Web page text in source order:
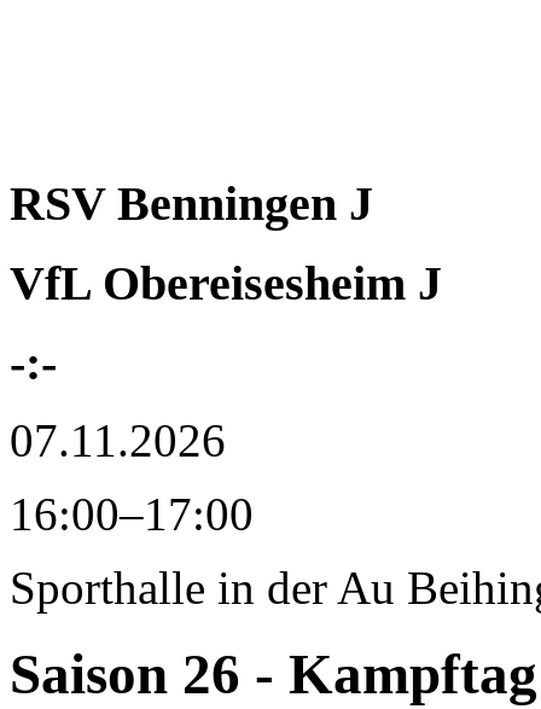
RSV Benningen J
VfL Obereisesheim J
-:-
07.11.2026
16:00–17:00
Sporthalle in der Au
Saison 26 -